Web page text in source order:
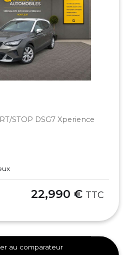
STOP DSG7 Xperience
22,990 € TTC
au comparateur